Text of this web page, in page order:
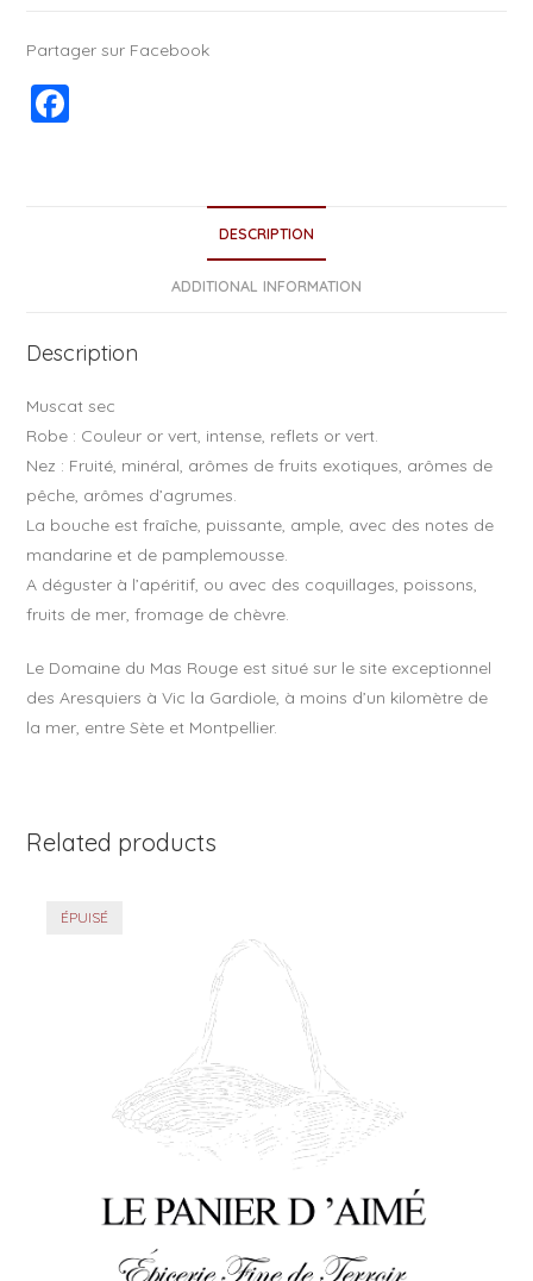
Partager sur Facebook
o
k
DESCRIPTION
ADDITIONAL INFORMATION
Description
Muscat sec
Robe : Couleur or vert, intense, reflets or vert.
Nez : Fruité, minéral, arômes de fruits exotiques, arômes de
pêche, arômes d’agrumes.
La bouche est fraîche, puissante, ample, avec des notes de
mandarine et de pamplemousse.
A déguster à l’apéritif, ou avec des coquillages, poissons,
fruits de mer, fromage de chèvre.
Le Domaine du Mas Rouge est situé sur le site exceptionnel
des Aresquiers à Vic la Gardiole, à moins d’un kilomètre de
la mer, entre Sète et Montpellier.
Related products
ÉPUISÉ